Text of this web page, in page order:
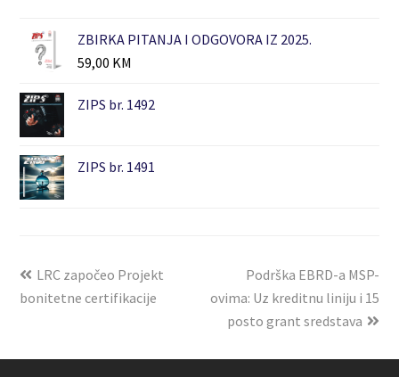
ZBIRKA PITANJA I ODGOVORA IZ 2025.
59,00 KM
ZIPS br. 1492
ZIPS br. 1491
LRC započeo Projekt
bonitetne certifikacije
Podrška EBRD-a MSP-
ovima: Uz kreditnu liniju i 15
posto grant sredstava